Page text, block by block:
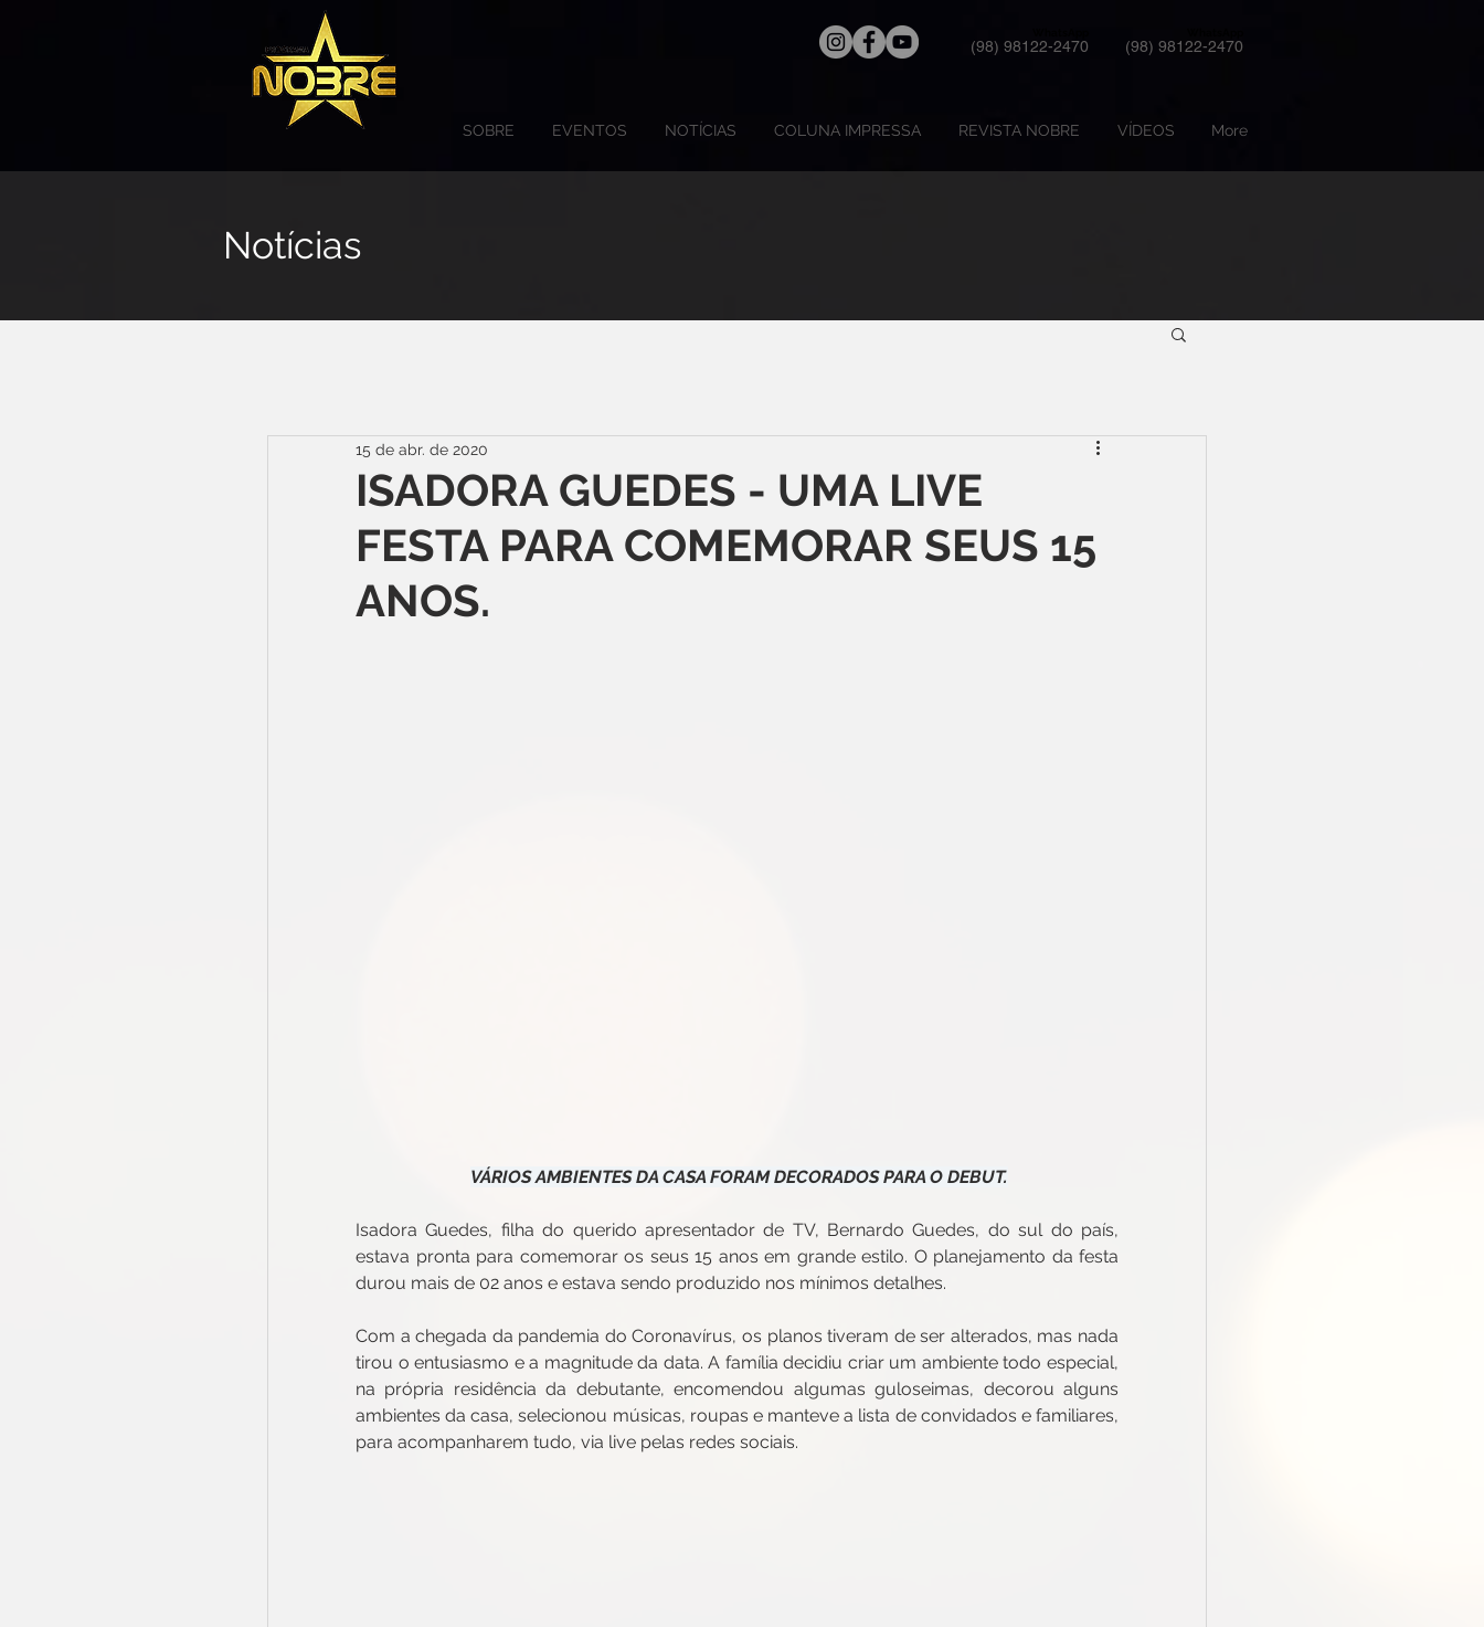
(98) 98122-2470 (98) 98122-2470
SOBRE EVENTOS NOTÍCIAS COLUNA IMPRESSA REVISTA NOBRE VÍDEOS More
Notícias
ISADORA GUEDES - UMA LIVE
FESTA PARA COMEMORAR SEUS 15
ANOS.
15 de abr. de 2020
VÁRIOS AMBIENTES DA CASA FORAM DECORADOS PARA O DEBUT.
Isadora Guedes, filha do querido apresentador de TV, Bernardo Guedes, do sul do país,
estava pronta para comemorar os seus 15 anos em grande estilo. O planejamento da festa
durou mais de 02 anos e estava sendo produzido nos mínimos detalhes.
Com a chegada da pandemia do Coronavírus, os planos tiveram de ser alterados, mas nada
tirou o entusiasmo e a magnitude da data. A família decidiu criar um ambiente todo especial,
na própria residência da debutante, encomendou algumas guloseimas, decorou alguns
ambientes da casa, selecionou músicas, roupas e manteve a lista de convidados e familiares,
para acompanharem tudo, via live pelas redes sociais.